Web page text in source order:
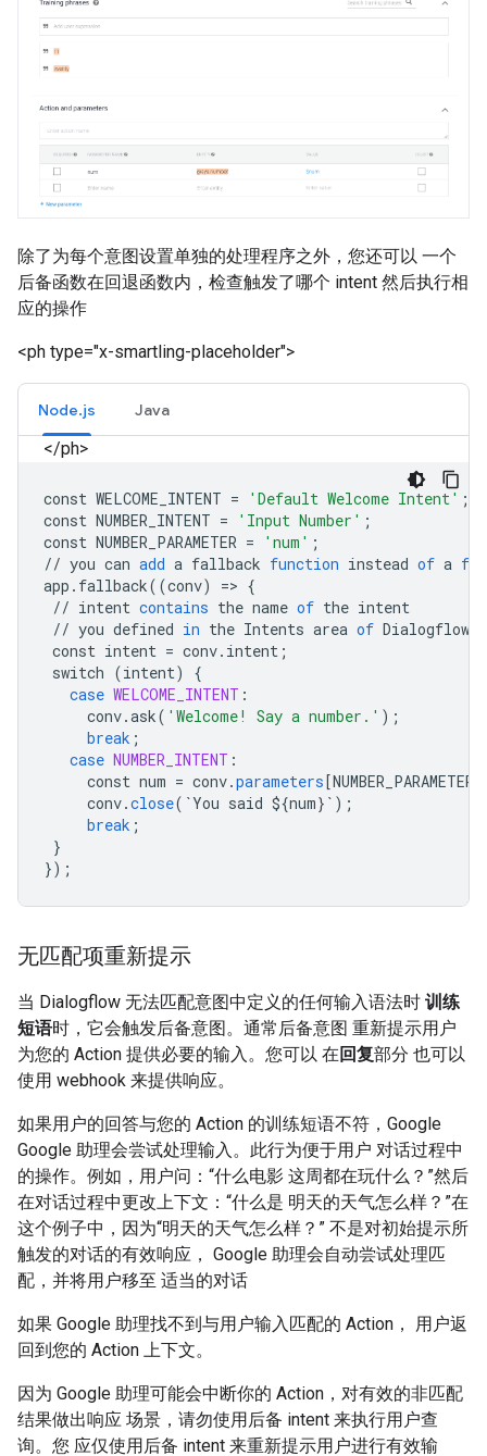
除了为每个意图设置单独的处理程序之外，您还可以 一个
后备函数在回退函数内，检查触发了哪个 intent 然后执行相
应的操作
<ph type="x-smartling-placeholder">
Node.js Java
</ph>
const WELCOME_INTENT = 'Default Welcome Intent' ;
const NUMBER_INTENT = 'Input Number' ;
const NUMBER_PARAMETER = 'num' ;
// you can add a fallback function instead of a
app . fallback((conv) => {
// intent contains the name of the intent
// you defined in the Intents area of Dialogflow
const intent = conv. intent ;
switch (intent)
{
case WELCOME_INTENT :
conv.ask( 'Welcome! Say a number.' );
break ;
case NUMBER_INTENT :
const num = conv.parameters [NUMBER_PARAMETER
conv.close( `You said ${num}` );
break ;
}
});
无匹配项重新提示
当 Dialogflow 无法匹配意图中定义的任何输入语法时 训练
短语时，它会触发后备意图。通常后备意图 重新提示用户
为您的 Action 提供必要的输入。您可以 在 回复部分 也可以
使用 webhook 来提供响应。
如果用户的回答与您的 Action 的训练短语不符，Google
Google 助理会尝试处理输入。此行为便于用户 对话过程中
的操作。例如，用户问：“什么电影 这周都在玩什么？”然后
在对话过程中更改上下文：“什么是 明天的天气怎么样？”在
这个例子中，因为“明天的天气怎么样？” 不是对初始提示所
触发的对话的有效响应， Google 助理会自动尝试处理匹
配，并将用户移至 适当的对话
如果 Google 助理找不到与用户输入匹配的 Action， 用户返
回到您的 Action 上下文。
因为 Google 助理可能会中断你的 Action，对有效的非匹配
结果做出响应 场景，请勿使用后备 intent 来执行用户查
询。您 应仅使用后备 intent 来重新提示用户进行有效输